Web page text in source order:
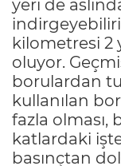
yeri de
kilometresi 2
oluyor.
borulardan
kullanılan
fazla olması,
katlardaki
basınçtan